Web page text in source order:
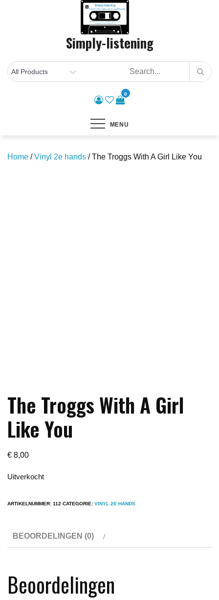
Simply-listening
0
MENU
Home /Vinyl 2e hands / The Troggs With A Girl Like You
The Troggs With A Girl
Like You
€ 8,00
Uitverkocht
ARTIKELNUMMER: 112 CATEGORIE: VINYL 2E HANDS
BEOORDELINGEN (0)
Beoordelingen